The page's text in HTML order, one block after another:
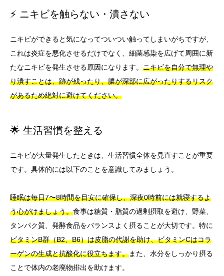
⚡ ニキビを触らない・潰さない
ニキビができると気になってついつい触ってしまいがちですが、
これは炎症を悪化させるだけでなく、細菌感染を広げて周囲に新
たなニキビを発生させる原因になります。 ニキビを自分で無理や
り潰すことは、跡が残ったり、膿が深部に広がったりするリスク
があるため絶対に避けてください。
🌟 生活習慣を整える
ニキビが大量発生したときは、生活習慣全体を見直すことが重要
です。具体的には以下のことを意識してみましょう。
睡眠は毎日7〜8時間を目安に確保し、深夜0時前には就寝するよ
う心がけましょう。食事は糖質・脂質の過剰摂取を避け、野菜、
タンパク質、発酵食品をバランスよく摂ることが大切です。特に
ビタミンB群（B2、B6）は皮脂の代謝を助け、ビタミンCはコラ
ーゲンの生成と抗酸化に役立ちます。また、水分をしっかり摂る
ことで体内の老廃物排出を助けます。